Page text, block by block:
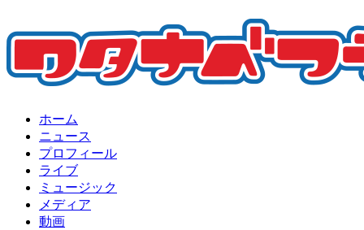
ホーム
ニュース
プロフィール
ライブ
ミュージック
メディア
動画